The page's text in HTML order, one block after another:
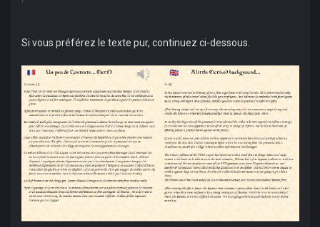
Si vous préférez le texte pur, continuez ci-dessous.